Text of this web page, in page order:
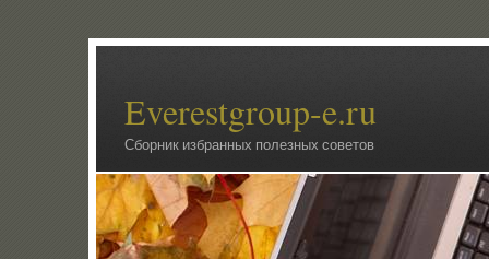
Everestgroup-e.ru
Сборник избранных полезных советов